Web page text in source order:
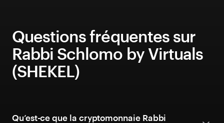
Questions fréquentes sur
Rabbi Schlomo by Virtuals
(SHEKEL)
Qu’est-ce que la cryptomonnaie Rabbi